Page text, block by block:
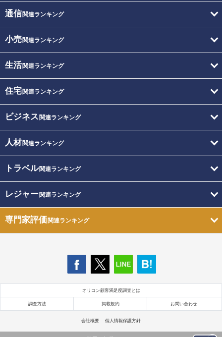
通信関連ランキング
小売関連ランキング
生活関連ランキング
住宅関連ランキング
ビジネス 関連ランキング
人材関連ランキング
トラベル関連ランキング
レジャー関連ランキング
専門家評価関連ランキング
オリコン顧客満足度調査とは
調査方法 掲載規約 お問い合わせ
会社概要 個人情報保護方針